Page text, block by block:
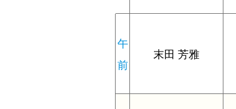
午
前
末田 芳雅